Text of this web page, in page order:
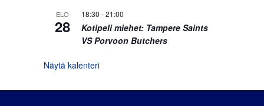
ELO
28
18:30 -21:00
Kotipeli miehet: Tampere Saints
VS Porvoon Butchers
Näytä kalenteri